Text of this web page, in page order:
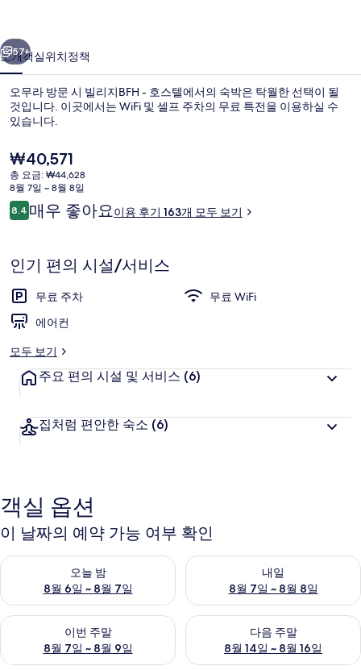
텔
의
사
진
갤
러
리
57+
소개객실위치정책
오무라 방문 시 빌리지BFH - 호스텔에서의 숙박은 탁월한 선택이 될
것입니다. 이곳에서는 WiFi 및 셀프 주차의 무료 특전을 이용하실 수
있습니다.
현
재
가
격
은
₩40,571
총 요금: ₩44,628
8월 7일 ~ 8월 8일
이
용
기
8.410점 만점 중 8.4점.
매우 좋아요이용 후기 163개 모두 보기
인기 편의 시설/서비스
무료 주차
무료 WiFi
에어컨
모두 보기
주요 편의 시설 및 서비스 (6)
집처럼 편안한 숙소 (6)
객실 옵션
이 날짜의 예약 가능 여부 확인
오늘 밤
8월 6일 ~ 8월 7일
오늘 밤 예약 가능 여부 확인, 8월 6일 ~ 8월 7일
내일
8월 7일 ~ 8월 8일
내일 예약 가능 여부 확인, 8월
이번 주말
8월 7일 ~ 8월 9일
이번 주말 예약 가능 여부 확인, 8월 7일 ~ 8월 9일
다음 주말
8월 14일 ~ 8월 16일
다음 주말 예약 가능 여부 확인,